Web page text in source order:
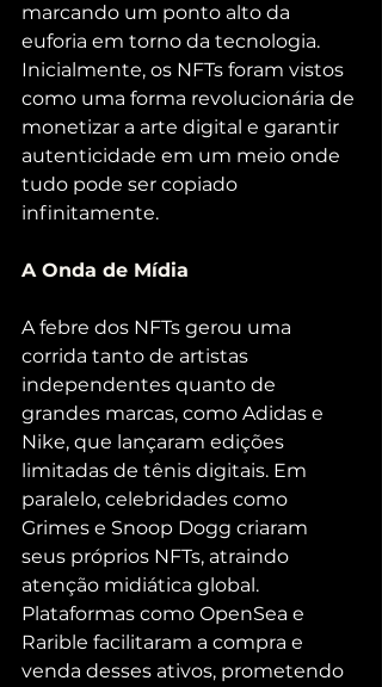
marcando um ponto alto da
euforia em torno da tecnologia.
Inicialmente, os NFTs foram vistos
como uma forma revolucionária de
monetizar a arte digital e garantir
autenticidade em um meio onde
tudo pode ser copiado
infinitamente.
A Onda de Mídia
A febre dos NFTs gerou uma
corrida tanto de artistas
independentes quanto de
grandes marcas, como Adidas e
Nike, que lançaram edições
limitadas de tênis digitais. Em
paralelo, celebridades como
Grimes e Snoop Dogg criaram
seus próprios NFTs, atraindo
atenção midiática global.
Plataformas como OpenSea e
Rarible facilitaram a compra e
venda desses ativos, prometendo